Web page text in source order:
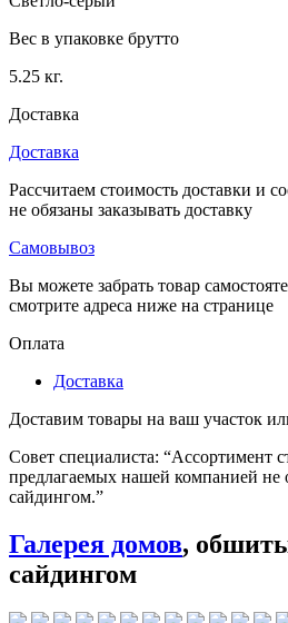
Вес в упаковке брутто
5.25 кг.
Доставка
Доставка
Рассчитаем стоимость доставки и
не обязаны заказывать доставку
Самовывоз
Вы можете забрать товар
смотрите адреса ниже на странице
Оплата
Доставка
Доставим товары на ваш участок
Совет специалиста: “Ассортимент
предлагаемых нашей компанией не
сайдингом.”
Галерея домов,
сайдингом